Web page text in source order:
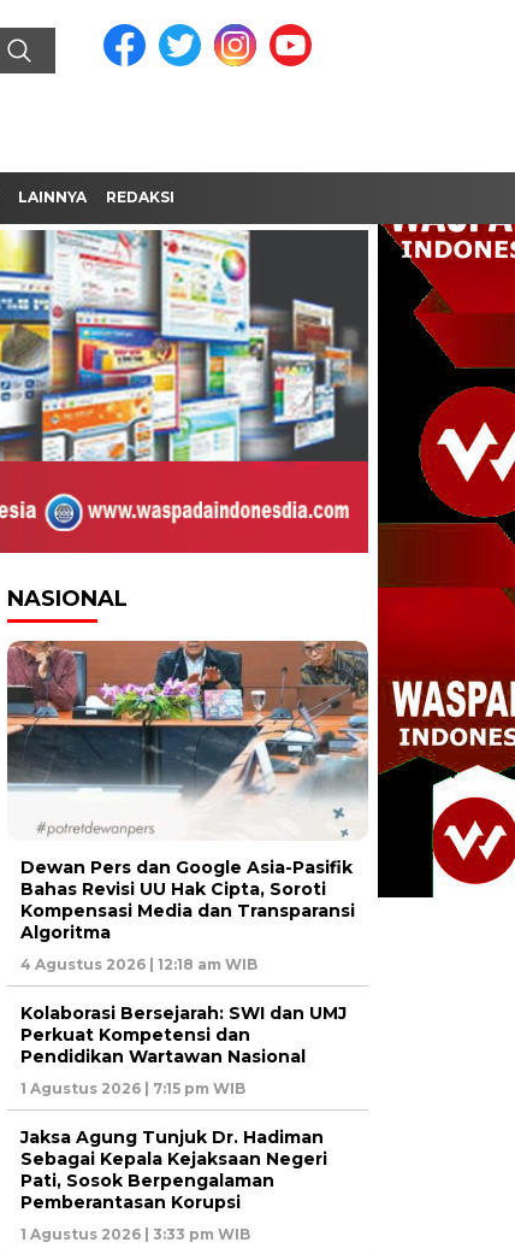
LAINNYA REDAKSI
NASIONAL
Dewan Pers dan Google Asia-Pasifik
Bahas Revisi UU Hak Cipta, Soroti
Kompensasi Media dan Transparansi
Algoritma
4 Agustus 2026 | 12:18 am WIB
Kolaborasi Bersejarah: SWI dan UMJ
Perkuat Kompetensi dan
Pendidikan Wartawan Nasional
1 Agustus 2026 | 7:15 pm WIB
Jaksa Agung Tunjuk Dr. Hadiman
Sebagai Kepala Kejaksaan Negeri
Pati, Sosok Berpengalaman
Pemberantasan Korupsi
1 Agustus 2026 | 3:33 pm WIB